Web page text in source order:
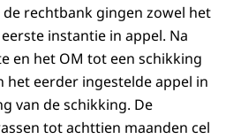
rechtbank gingen zowel het
instantie in appel. Na
en het OM tot een schikking
het eerder ingestelde appel in
van de schikking. De
tot achttien maanden cel